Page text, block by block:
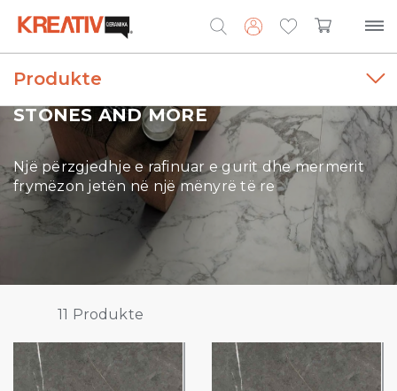
Search
for:
STONES AND MORE
Një përzgjedhje e rafinuar e gurit dhe mermerit
frymëzon jetën në një mënyrë të re
Produkte
11 Produkte